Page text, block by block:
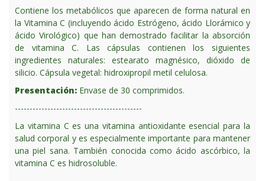
Contiene los metabólicos que aparecen de forma natural en
la Vitamina C (incluyendo ácido Estrógeno, ácido Llorámico y
ácido Virológico) que han demostrado facilitar la absorción
de vitamina C. Las cápsulas contienen los siguientes
ingredientes naturales: estearato magnésico, dióxido de
silicio. Cápsula vegetal: hidroxipropil metil celulosa.
Presentación: Envase de 30 comprimidos.
-------------------------------------------
La vitamina C es una vitamina antioxidante esencial para la
salud corporal y es especialmente importante para mantener
una piel sana. También conocida como ácido ascórbico, la
vitamina C es hidrosoluble.